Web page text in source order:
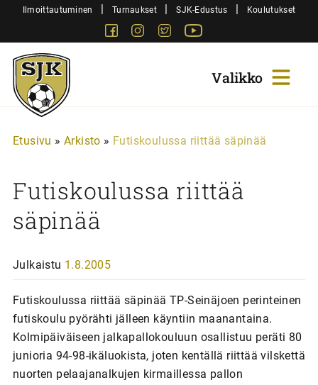
SiirryIlmoittautuminen | Turnaukset | SJK-Edustus | Koulutukset
FacebookInstagram
Twitter
Sjk-
Juniorit
Etusivu » Arkisto » Futiskoulussa riittää säpinää
Futiskoulussa riittää
säpinää
Julkaistu 1.8.2005
Futiskoulussa riittää säpinää TP-Seinäjoen perinteinen
futiskoulu pyörähti jälleen käyntiin maanantaina.
Kolmipäiväiseen jalkapallokouluun osallistuu peräti 80
junioria 94-98-ikäluokista, joten kentällä riittää vilskettä
nuorten pelaajanalkujen kirmaillessa pallon